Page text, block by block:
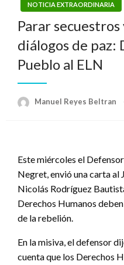
NOTICIA EXTRAORDINARIA
Parar
diálogos de paz:
Pueblo al ELN
Manuel Reyes Beltran
Este miércoles el
Negret, envió una carta al
Nicolás Rodríguez
Derechos Humanos
de la rebelión.
En la misiva, el defensor
cuenta que los Derechos